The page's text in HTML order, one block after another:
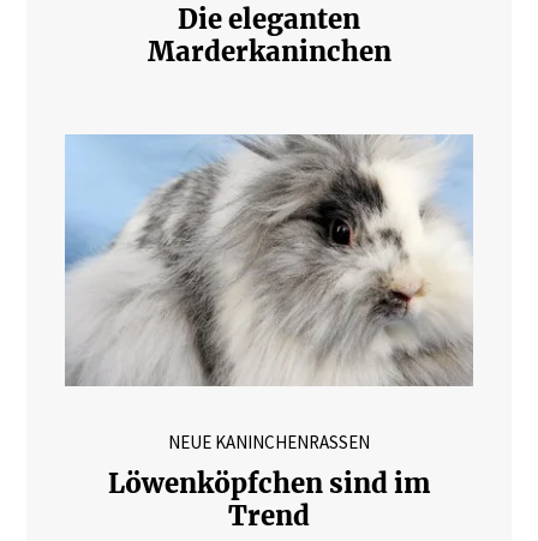
Die eleganten
Marderkaninchen
NEUE KANINCHENRASSEN
Löwenköpfchen sind im
Trend